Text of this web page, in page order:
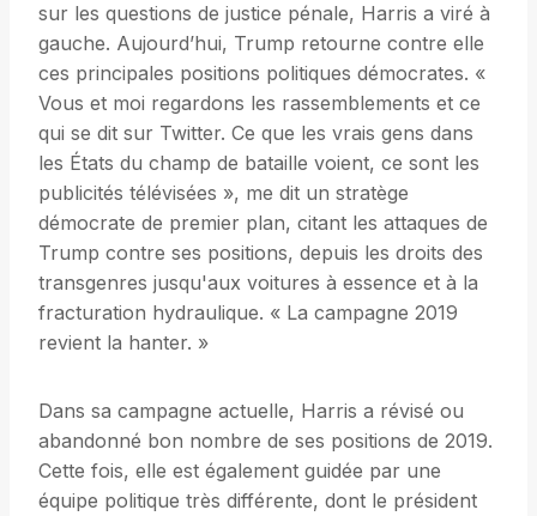
sur les questions de justice pénale, Harris a viré à
gauche. Aujourd’hui, Trump retourne contre elle
ces principales positions politiques démocrates. «
Vous et moi regardons les rassemblements et ce
qui se dit sur Twitter. Ce que les vrais gens dans
les États du champ de bataille voient, ce sont les
publicités télévisées », me dit un stratège
démocrate de premier plan, citant les attaques de
Trump contre ses positions, depuis les droits des
transgenres jusqu'aux voitures à essence et à la
fracturation hydraulique. « La campagne 2019
revient la hanter. »
Dans sa campagne actuelle, Harris a révisé ou
abandonné bon nombre de ses positions de 2019.
Cette fois, elle est également guidée par une
équipe politique très différente, dont le président